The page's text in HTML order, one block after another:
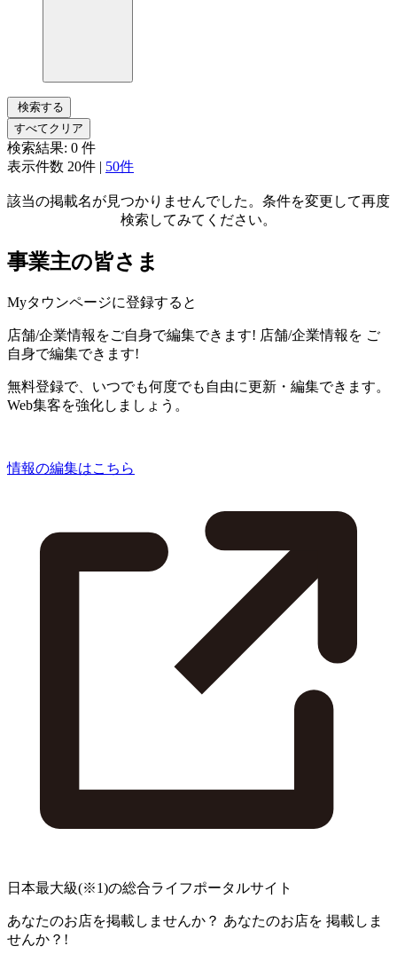
検索する
すべてクリア
検索結果: 0 件
表示件数 20件 | 50件
該当の掲載名が見つかりませんでした。条件を変更して再度
検索してみてください。
事業主の皆さま
Myタウンページに登録すると
店舗/企業情報をご自身で編集できます! 店舗/企業情報を ご
自身で編集できます!
無料登録で、いつでも何度でも自由に更新・編集できます。
Web集客を強化しましょう。
情報の編集はこちら
日本最大級(※1)の総合ライフポータルサイト
あなたのお店を掲載しませんか？ あなたのお店を 掲載しま
せんか？!